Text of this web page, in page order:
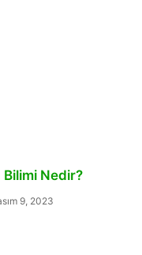
Bilimi Nedir?
9, 2023